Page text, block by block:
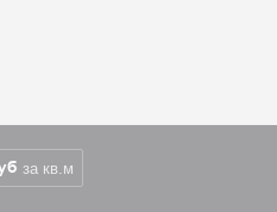
за кв.м